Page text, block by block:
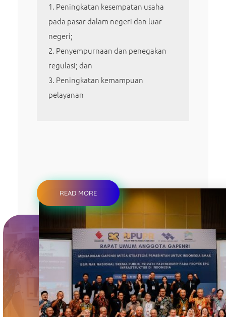
Peningkatan kesempatan usaha
pada pasar dalam negeri dan luar
negeri;
Penyempurnaan dan penegakan
regulasi; dan
Peningkatan kemampuan
pelayanan
READ MORE